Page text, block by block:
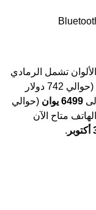
تشمل الرمادي
(حوالي 742 دولار
6499 يوان
(حوالي
متاح الآن
.